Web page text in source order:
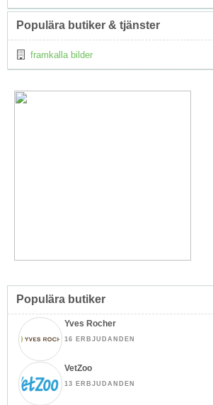
Populära butiker & tjänster
framkalla bilder
Populära butiker
Yves Rocher
16 ERBJUDANDEN
VetZoo
13 ERBJUDANDEN